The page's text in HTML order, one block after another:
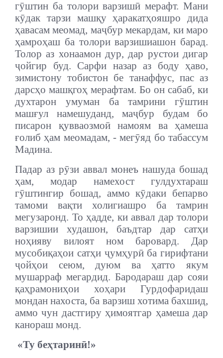
гӯштин ба толори варзишӣ мерафт. Мани
кӯдак тарзи машқу ҳаракатҳояшро дида
ҳавасам меомад, маҷбур мекардам, ки маро
ҳамроҳаш ба толори варзишиашон барад.
Толор аз хонаамон дур, дар рустои дигар
ҷойгир буд. Сарфи назар аз боду ҳаво,
зимистону тобистон бе танаффус, пас аз
дарсҳо машқгоҳ мерафтам. Бо он сабаб, ки
духтарон умуман ба тамрини гӯштин
машғул намешуданд, маҷбур будам бо
писарон қувваозмоӣ намоям ва ҳамеша
ғолиб ҳам меомадам, - мегӯяд бо табассум
Мадина.
Падар аз рӯзи аввал монеъ нашуда бошад
ҳам, модар намехост гулдухтараш
гӯштингир бошад, аммо кӯдаки бепарво
тамоми вақти холигиашро ба тамрин
мегузаронд. То ҳадде, ки аввал дар толори
варзишии худашон, баъдтар дар сатҳи
ноҳияву вилоят ном баровард. Дар
мусобиқаҳои сатҳи ҷумҳурӣ ба гирифтани
ҷойҳои сеюм, дуюм ва ҳатто якум
мушарраф мегардид. Бародараш дар сояи
қаҳрамониҳои хоҳари Гурдофаридаш
мондан нахоста, ба варзиш хотима бахшид,
аммо чун дастгиру ҳимоятгар ҳамеша дар
канораш монд.
«Ту беҳтаринӣ!»